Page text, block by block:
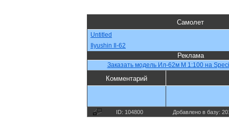
Самолет
Untitled
Ilyushin Il-62
Реклама
Заказать модель Ил-62м М 1:100 на
Комментарий
ID: 104800 Добавлено в базу: